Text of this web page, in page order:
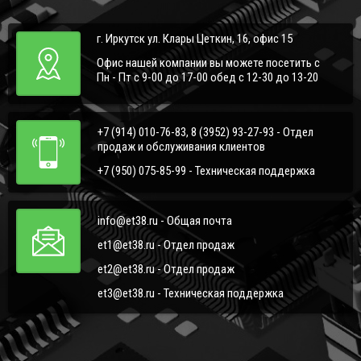
г. Иркутск ул. Клары Цеткин, 16, офис 15
Офис нашей компании вы можете посетить с
Пн - Пт с 9-00 до 17-00 обед с 12-30 до 13-20
+7 (914) 010-76-83, 8 (3952) 93-27-93 - Отдел
продаж и обслуживания клиентов
+7 (950) 075-85-99 - Техническая поддержка
info@et38.ru - Общая почта
et1@et38.ru - Отдел продаж
et2@et38.ru - Отдел продаж
et3@et38.ru - Техническая поддержка